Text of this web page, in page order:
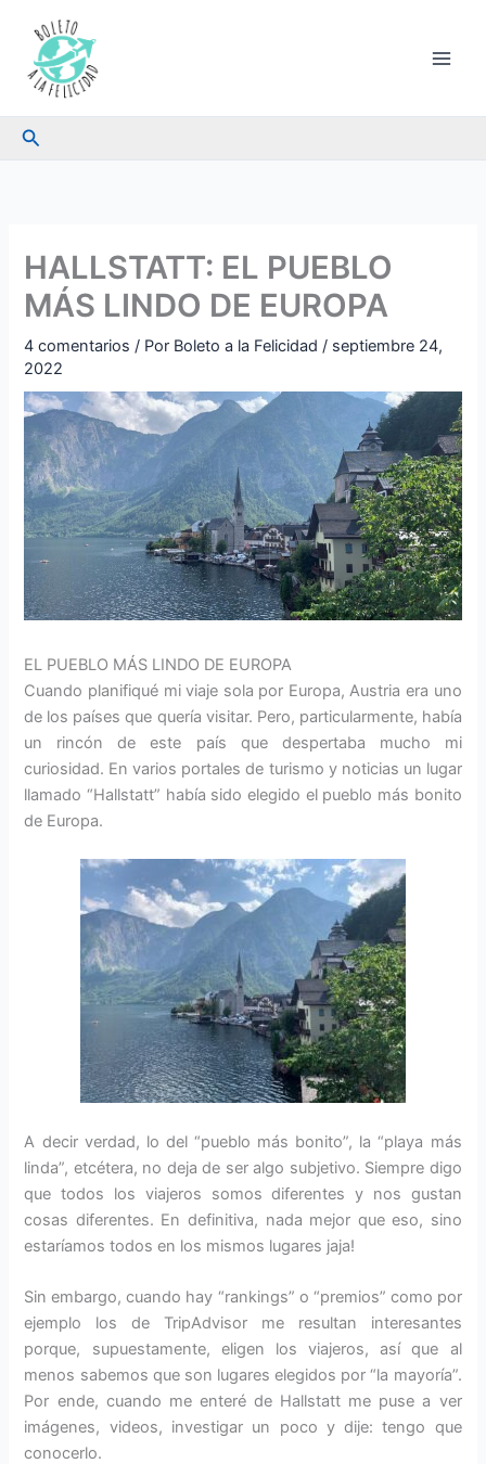
contenido
Buscar
HALLSTATT: EL PUEBLO
MÁS LINDO DE EUROPA
4 comentarios / Por Boleto a la Felicidad/ septiembre 24,
2022
EL PUEBLO MÁS LINDO DE EUROPA
Cuando planifiqué mi viaje sola por Europa, Austria era uno
de los países que quería visitar. Pero, particularmente, había
un rincón de este país que despertaba mucho mi
curiosidad. En varios portales de turismo y noticias un lugar
llamado “Hallstatt” había sido elegido el pueblo más bonito
de Europa.
A decir verdad, lo del “pueblo más bonito”, la “playa más
linda”, etcétera, no deja de ser algo subjetivo. Siempre digo
que todos los viajeros somos diferentes y nos gustan
cosas diferentes. En definitiva, nada mejor que eso, sino
estaríamos todos en los mismos lugares jaja!
Sin embargo, cuando hay “rankings” o “premios” como por
ejemplo los de TripAdvisor me resultan interesantes
porque, supuestamente, eligen los viajeros, así que al
menos sabemos que son lugares elegidos por “la mayoría”.
Por ende, cuando me enteré de Hallstatt me puse a ver
imágenes, videos, investigar un poco y dije: tengo que
conocerlo.